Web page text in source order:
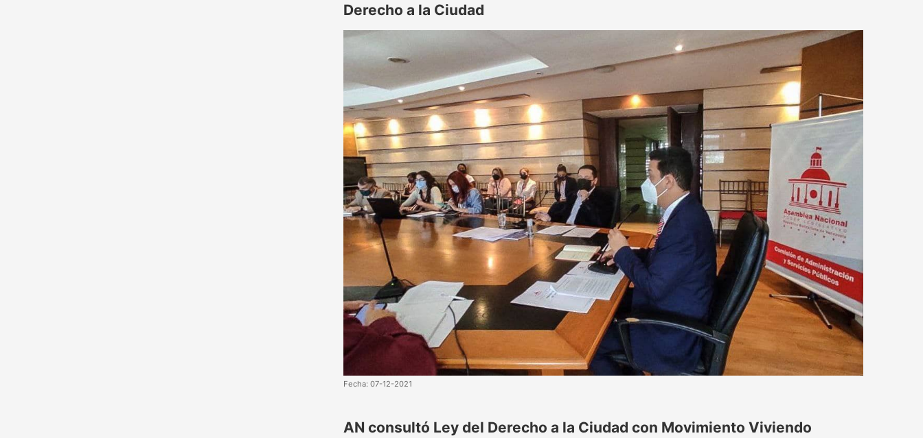
Derecho a la Ciudad
Fecha: 07-12-2021
AN consultó Ley del Derecho a la Ciudad con Movimiento Viviendo